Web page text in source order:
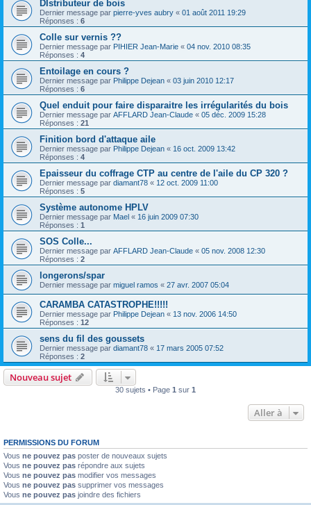
DIstributeur de bois
Dernier message par pierre-yves aubry « 01 août 2011 19:29
Réponses : 6
Colle sur vernis ??
Dernier message par PIHIER Jean-Marie « 04 nov. 2010 08:35
Réponses : 4
Entoilage en cours ?
Dernier message par Philippe Dejean « 03 juin 2010 12:17
Réponses : 6
Quel enduit pour faire disparaitre les irrégularités du bois
Dernier message par AFFLARD Jean-Claude « 05 déc. 2009 15:28
Réponses : 21
Finition bord d'attaque aile
Dernier message par Philippe Dejean « 16 oct. 2009 13:42
Réponses : 4
Epaisseur du coffrage CTP au centre de l'aile du CP 320 ?
Dernier message par diamant78 « 12 oct. 2009 11:00
Réponses : 5
Système autonome HPLV
Dernier message par Mael « 16 juin 2009 07:30
Réponses : 1
SOS Colle...
Dernier message par AFFLARD Jean-Claude « 05 nov. 2008 12:30
Réponses : 2
longerons/spar
Dernier message par miguel ramos « 27 avr. 2007 05:04
CARAMBA CATASTROPHE!!!!!
Dernier message par Philippe Dejean « 13 nov. 2006 14:50
Réponses : 12
sens du fil des goussets
Dernier message par diamant78 « 17 mars 2005 07:52
Réponses : 2
Nouveau sujet
30 sujets • Page 1 sur 1
Aller à
PERMISSIONS DU FORUM
Vous ne pouvez pas poster de nouveaux sujets
Vous ne pouvez pas répondre aux sujets
Vous ne pouvez pas modifier vos messages
Vous ne pouvez pas supprimer vos messages
Vous ne pouvez pas joindre des fichiers